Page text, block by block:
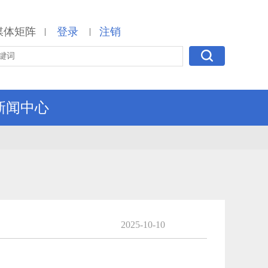
体矩阵 | 登录 | 注销
闻中心
2025-10-10